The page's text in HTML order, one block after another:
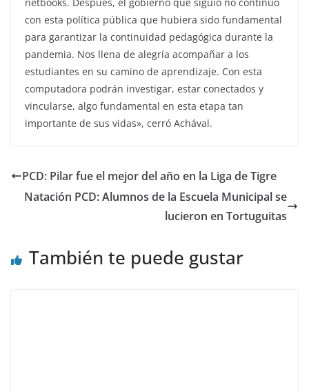
con esta política pública que hubiera sido fundamental
para garantizar la continuidad pedagógica durante la
pandemia. Nos llena de alegría acompañar a los
estudiantes en su camino de aprendizaje. Con esta
computadora podrán investigar, estar conectados y
vincularse, algo fundamental en esta etapa tan
importante de sus vidas», cerró Achával.
PCD: Pilar fue el mejor del año en la Liga de Tigre
Natación PCD: Alumnos de la Escuela Municipal se
lucieron en Tortuguitas
También te puede gustar